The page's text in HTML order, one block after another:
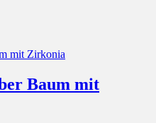
Baum mit